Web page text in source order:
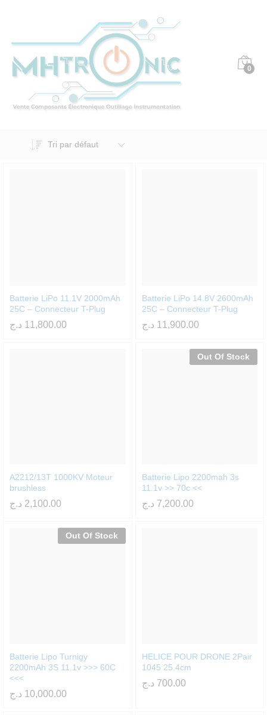
0
Tri par défaut
Batterie LiPo 11.1V 2000mAh
25C – Connecteur T-Plug
11,800.00 د.ج
Batterie LiPo 14.8V 2600mAh
25C – Connecteur T-Plug
11,900.00 د.ج
A2212/13T 1000KV Moteur
brushless
2,100.00 د.ج
Out Of Stock
Batterie Lipo 2200mah 3s
11.1v >> 70c <<
7,200.00 د.ج
Out Of Stock
Batterie Lipo Turnigy
2200mAh 3S 11.1v >>> 60C
<<<
10,000.00 د.ج
HELICE POUR DRONE 2Pair
1045 25.4cm
700.00 د.ج